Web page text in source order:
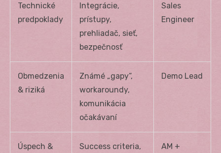
Technické
predpoklady
Integrácie,
prístupy,
prehliadač, sieť,
bezpečnosť
Sales
Engineer
Obmedzenia
& riziká
Známé „gapy“,
workaroundy,
komunikácia
očakávaní
Demo Lead
Úspech &
Success criteria,
AM +